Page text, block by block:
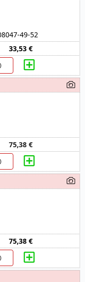
49-52
33,53 €
75,38 €
75,38 €